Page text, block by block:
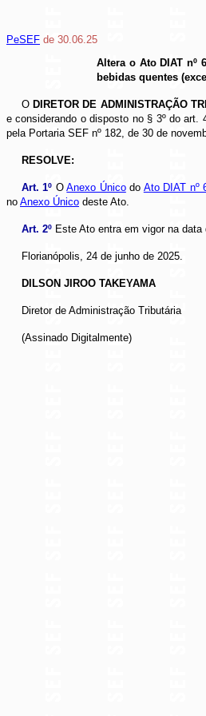
PeSEF de 30.06.25
Altera o Ato DIAT nº
bebidas quentes
O DIRETOR DE ADMINISTRAÇÃO
e considerando o disposto no § 3º do art.
pela Portaria SEF nº 182, de 30 de
RESOLVE:
Art. 1º OAnexo Únicodo Ato DIAT nº
no Anexo Único deste Ato.
Art. 2ºEste Ato entra em vigor na data
Florianópolis, 24 de junho de 2025.
DILSON JIROO TAKEYAMA
Diretor de Administração Tributária
(Assinado Digitalmente)